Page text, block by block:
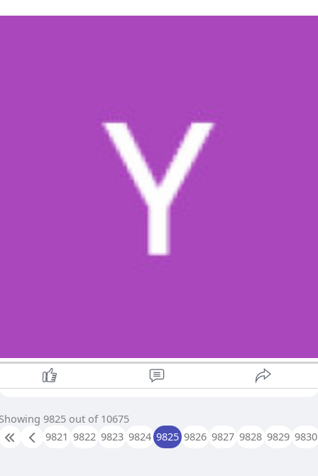
9825 out of 10675
9821 9822 9823 9824 9825 9826 9827 9828 9829 9830